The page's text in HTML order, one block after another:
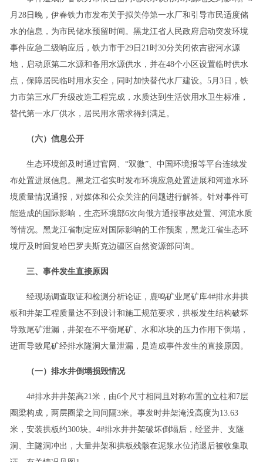
月28日晚，伊春铁力市发布关于拟关停第一水厂和引导市民适度储
水的信息，为市民储水预留时间。黑龙江省人民政府启动突发环境
事件应急二级响应后，铁力市于29日21时30分关闭依吉密河水源
地，启动原第二水源和备用水源供水，并在48个小区设置临时供水
点，保障居民临时用水安全，同时加快替代水厂建设。5月3日，铁
力市第三水厂升级改造工程完成，水质达到生活饮用水卫生标准，
替代第一水厂供水，居民用水需求得到满足。
（六）信息公开
生态环境部及时通过官网、“双微”、中国环境报等平台连续发
布处置进展信息。黑龙江省实时发布环境应急处置进展和河道水环
境质量情况通报，对媒体和公众关注的问题进行解答。针对事件可
能造成的国际影响，生态环境部6次向俄方通报事故处置、河流水质
等情况。黑龙江省制定应对国际影响的工作预案，黑龙江省生态环
境厅及时回复哈巴罗夫斯克边疆区自然资源部问询。
三、事件发生直接原因
经现场调查取证和检测分析论证，鹿鸣矿业尾矿库4#排水井拱
板和井架工程质量达不到设计和施工规范要求，拱板发生结构破坏
导致尾矿泄漏，井架在不平衡尾矿、水和冰块的压力作用下倒塌，
进而导致尾矿经排水隧洞大量泄漏，是造成事件发生的直接原因。
（一）排水井倒塌损毁情况
4#排水井井架高21米，由6个尺寸相同且对称布置的立柱和7层
圈梁构成，两层圈梁之间间隔3米。事发时井架淹没高度为13.63
米，安装拱板约300块。4#排水井井架破坏倒塌后，经竖井、支隧
洞、主隧洞冲出，大量井架和拱板残骸在泥浆水位消退后被收集取